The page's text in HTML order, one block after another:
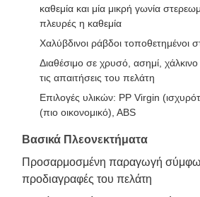
καθεμία και μία μικρή γωνία
πλευρές η καθεμία
Χαλύβδινοι ράβδοι τοποθετημένοι
Διαθέσιμο σε χρυσό, ασημί,
τις απαιτήσεις του πελάτη
Επιλογές υλικών: PP Virgin
(πιο οικονομικό), ABS
Βασικά Πλεονεκτήματα
Προσαρμοσμένη παραγωγή
προδιαγραφές του πελάτη